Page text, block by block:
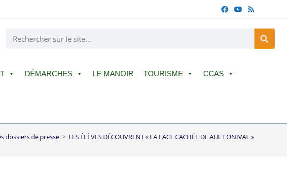
DÉMARCHES LE MANOIR TOURISME CCAS
dossiers de presse > LES ÉLÈVES DÉCOUVRENT « LA FACE CACHÉE DE AULT ONIVAL »